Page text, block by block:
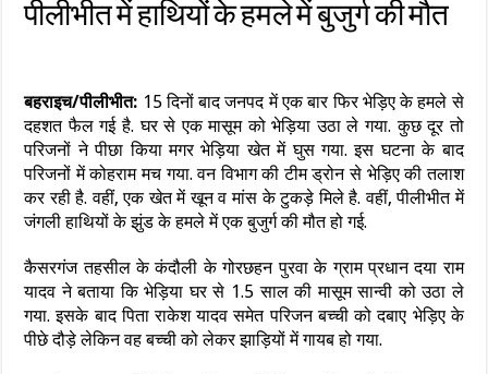
पीलीभीत में हाथियों के हमले में बुजुर्ग की मौत
बहराइच/पीलीभीत: 15 दिनों बाद जनपद में एक बार फिर भेड़िए के हमले से
दहशत फैल गई है. घर से एक मासूम को भेड़िया उठा ले गया. कुछ दूर तो
परिजनों ने पीछा किया मगर भेड़िया खेत में घुस गया. इस घटना के बाद
परिजनों में कोहराम मच गया. वन विभाग की टीम ड्रोन से भेड़िए की तलाश
कर रही है. वहीं, एक खेत में खून व मांस के टुकड़े मिले है. वहीं, पीलीभीत में
जंगली हाथियों के झुंड के हमले में एक बुजुर्ग की मौत हो गई.
कैसरगंज तहसील के कंदौली के गोरछहन पुरवा के ग्राम प्रधान दया राम
यादव ने बताया कि भेड़िया घर से 1.5 साल की मासूम सान्वी को उठा ले
गया. इसके बाद पिता राकेश यादव समेत परिजन बच्ची को दबाए भेड़िए के
पीछे दौड़े लेकिन वह बच्ची को लेकर झाड़ियों में गायब हो गया.